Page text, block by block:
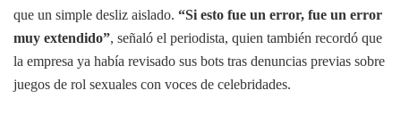
que un simple desliz aislado. “Si esto fue un error, fue un error
muy extendido”, señaló el periodista, quien también recordó que
la empresa ya había revisado sus bots tras denuncias previas sobre
juegos de rol sexuales con voces de celebridades.